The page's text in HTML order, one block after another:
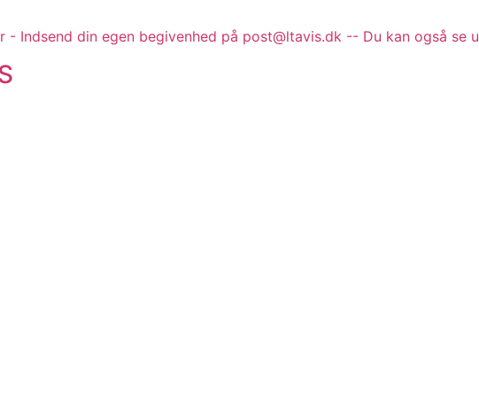
Indsend din egen begivenhed på post@ltavis.dk -- Du kan også se